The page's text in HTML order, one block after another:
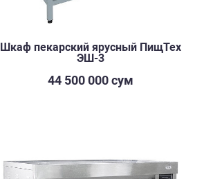
Шкаф пекарский ярусный ПищТех
ЭШ-3
44 500 000 сум